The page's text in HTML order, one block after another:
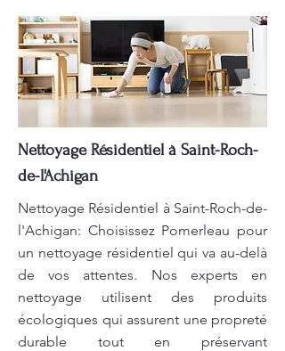
Nettoyage Résidentiel à Saint-Roch-
de-l'Achigan
Nettoyage Résidentiel à Saint-Roch-de-
l'Achigan: Choisissez Pomerleau pour
un nettoyage résidentiel qui va au-delà
de vos attentes. Nos experts en
nettoyage utilisent des produits
écologiques qui assurent une propreté
durable tout en préservant